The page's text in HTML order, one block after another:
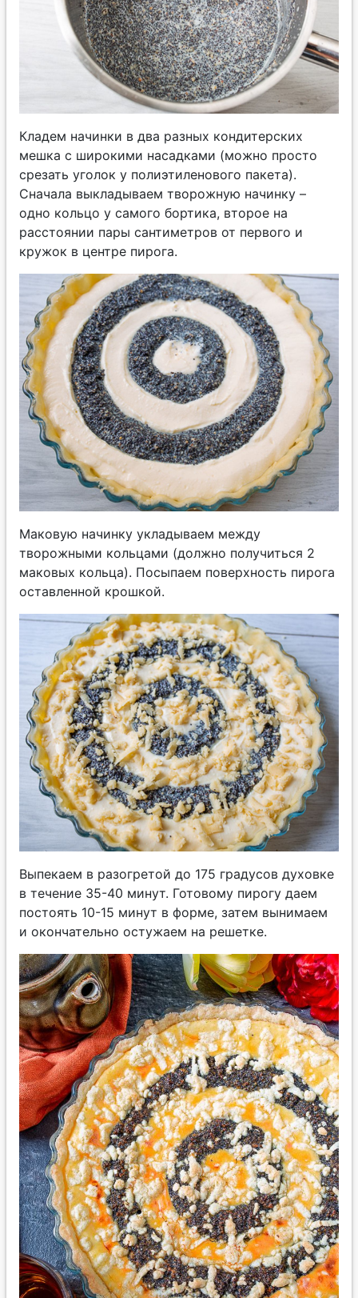
Кладем начинки в два разных кондитерских
мешка с широкими насадками (можно просто
срезать уголок у полиэтиленового пакета).
Сначала выкладываем творожную начинку –
одно кольцо у самого бортика, второе на
расстоянии пары сантиметров от первого и
кружок в центре пирога.
Маковую начинку укладываем между
творожными кольцами (должно получиться 2
маковых кольца). Посыпаем поверхность пирога
оставленной крошкой.
Выпекаем в разогретой до 175 градусов духовке
в течение 35-40 минут. Готовому пирогу даем
постоять 10-15 минут в форме, затем вынимаем
и окончательно остужаем на решетке.